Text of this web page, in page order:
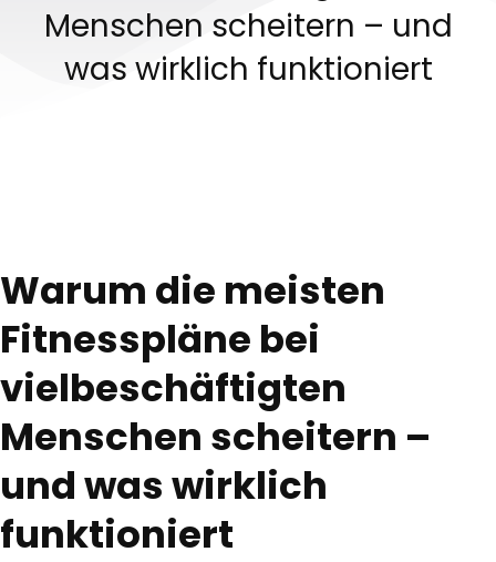
Menschen scheitern – und
was wirklich funktioniert
Warum die meisten
Fitnesspläne bei
vielbeschäftigten
Menschen scheitern –
und was wirklich
funktioniert